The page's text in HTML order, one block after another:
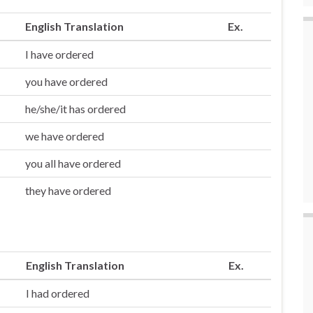
English Translation Ex.
I have ordered
you have ordered
he/she/it has ordered
we have ordered
you all have ordered
they have ordered
English Translation Ex.
I had ordered